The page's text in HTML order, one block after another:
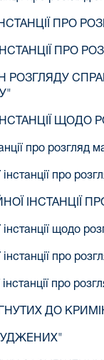
ПРО
ПРО
РОЗГЛЯДУ
про розгляд
про
щодо
про
про
ДО